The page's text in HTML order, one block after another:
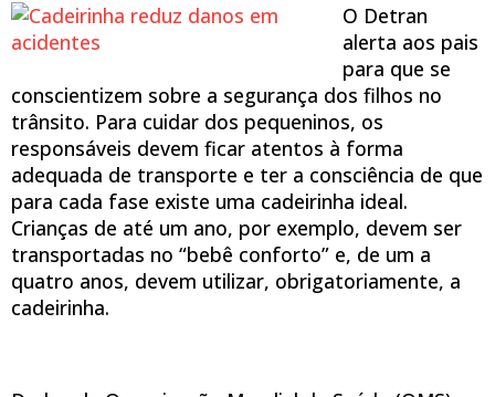
O Detran
alerta aos pais
para que se
conscientizem sobre a segurança dos filhos no
trânsito. Para cuidar dos pequeninos, os
responsáveis devem ficar atentos à forma
adequada de transporte e ter a consciência de que
para cada fase existe uma cadeirinha ideal.
Crianças de até um ano, por exemplo, devem ser
transportadas no “bebê conforto” e, de um a
quatro anos, devem utilizar, obrigatoriamente, a
cadeirinha.